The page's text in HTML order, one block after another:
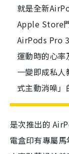
就是全新
Apple Store
AirPods Pro
運動時的心
一變即成私
式主動消噪」
是次推出的
電盒印有專屬